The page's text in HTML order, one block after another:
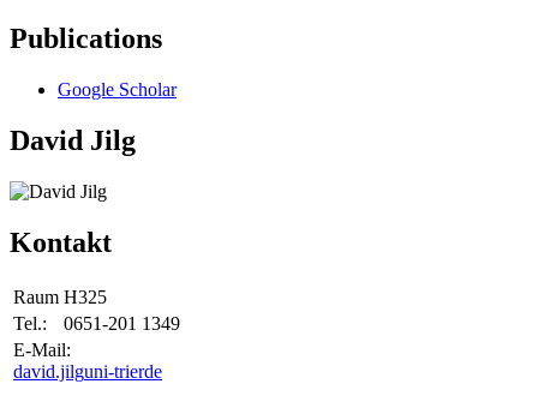
Publications
Google Scholar
David Jilg
Kontakt
Raum H325
Tel.:
0651-201 1349
E-Mail:
david.jilguni-trierde